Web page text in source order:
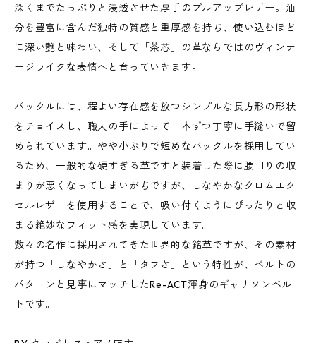
深くまでたっぷりと浸透させた厚手のプルアップレザー。油
分を豊富に含んだ独特の質感と重厚感を持ち、使い込むほど
に深い艶と味わい、そして「茶芯」の革ならではのヴィンテ
ージライクな表情へと育っていきます。
バックルには、程よい存在感を放つシンプルな長方形の形状
をチョイスし、職人の手によって一本ずつ丁寧に手縫いで留
められています。やや小ぶりで短めなバックルを採用してい
るため、一般的な硬すぎる革ですと装着した際に腰回りの収
まりが悪くなってしまいがちですが、しなやかなクロムエク
セルレザーを使用することで、吸い付くようにぴったりと収
まる絶妙なフィット感を実現しています。
数々の名作に採用されてきた世界的な銘革ですが、その素材
が持つ「しなやかさ」と「タフさ」という特性が、ベルトの
パターンと見事にマッチしたRe-ACT渾身のギャリソンベル
トです。